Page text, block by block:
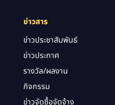
ข่าวสาร
ข่าวประชาสัมพันธ์
ข่าวประกาศ
รางวัล/ผลงาน
กิจกรรม
ข่าวจัดซื้อจัดจ้าง